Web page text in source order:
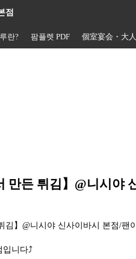
점
란? 팜플렛 PDF 個室宴会・大
만든 튀김】@니시야
김】@니시야 신사이바시 본점/
입니다⤴️